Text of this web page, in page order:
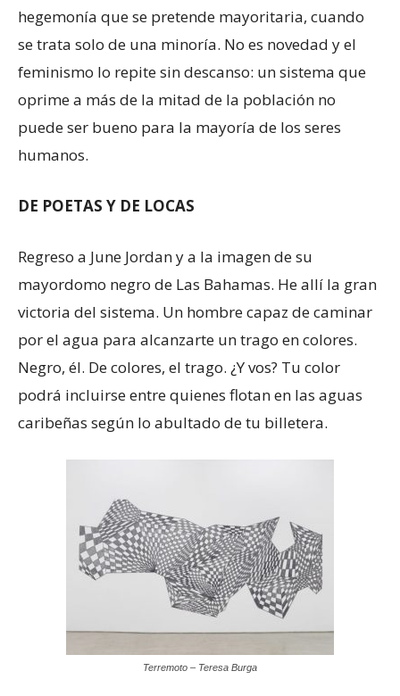
hegemonía que se pretende mayoritaria, cuando
se trata solo de una minoría. No es novedad y el
feminismo lo repite sin descanso: un sistema que
oprime a más de la mitad de la población no
puede ser bueno para la mayoría de los seres
humanos.
DE POETAS Y DE LOCAS
Regreso a June Jordan y a la imagen de su
mayordomo negro de Las Bahamas. He allí la gran
victoria del sistema. Un hombre capaz de caminar
por el agua para alcanzarte un trago en colores.
Negro, él. De colores, el trago. ¿Y vos? Tu color
podrá incluirse entre quienes flotan en las aguas
caribeñas según lo abultado de tu billetera.
Terremoto – Teresa Burga